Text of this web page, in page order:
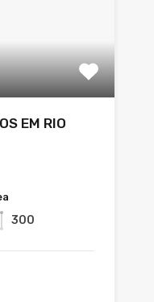
EM RIO
300